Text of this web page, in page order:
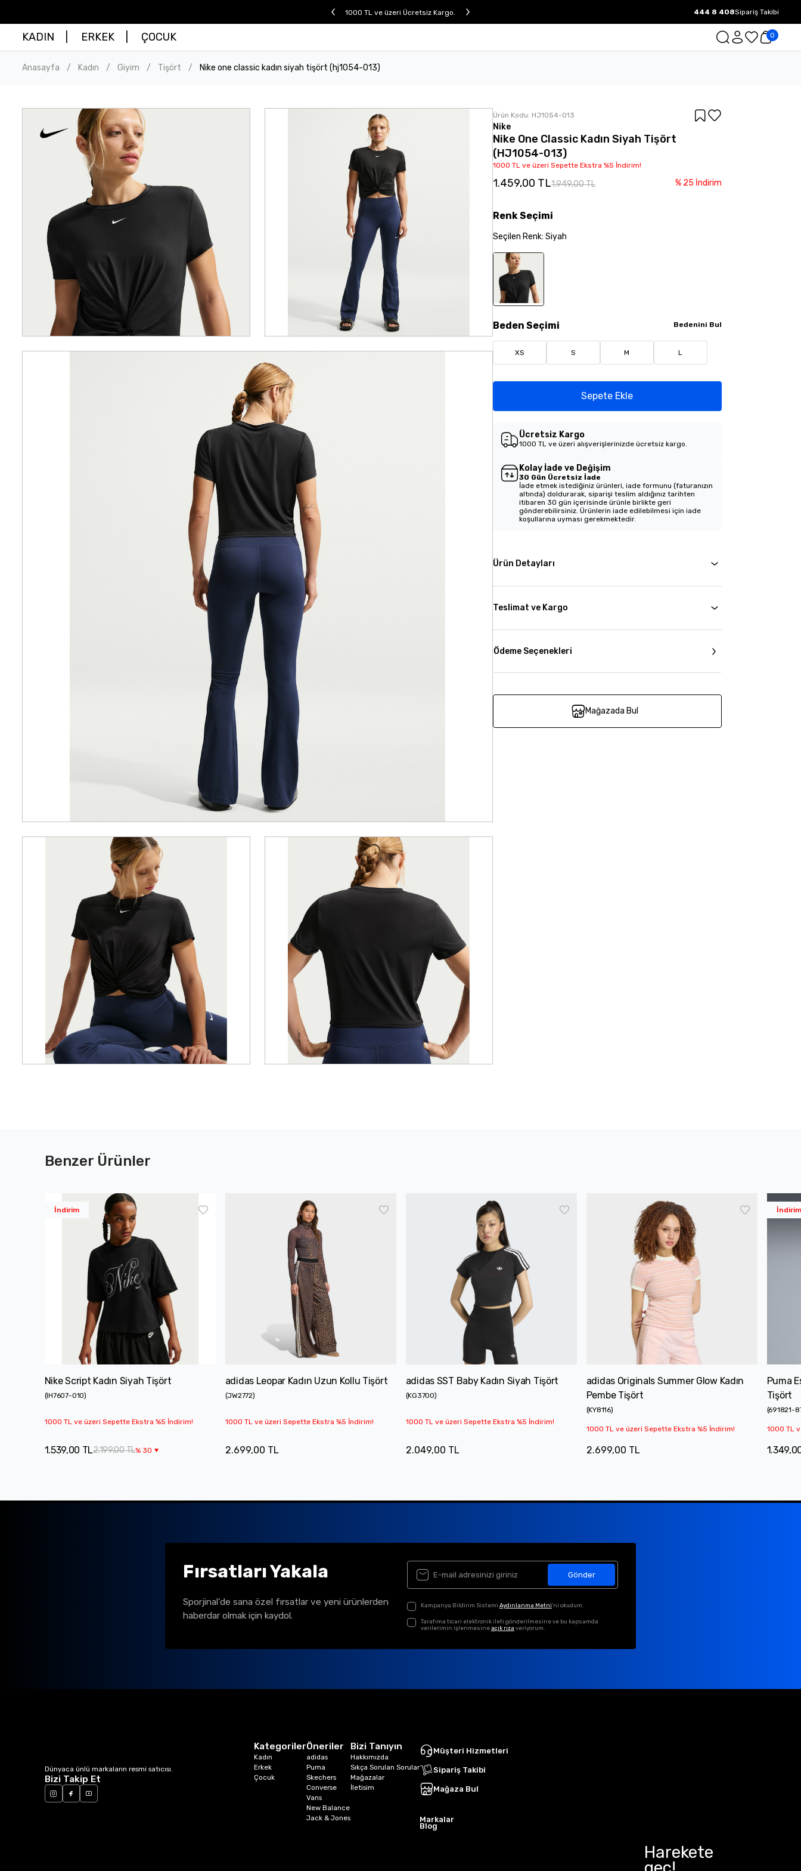
1000 TL ve üzeri Ücretsiz Kargo. 1000 TL ve üzeri Ücretsiz Kargo.
444 8 408Sipariş Takibi
KADIN ERKEK ÇOCUK 0
Anasayfa / Kadın / Giyim / Tişört / Nike one classic kadın siyah tişört (hj1054-013)
Ürün Kodu: HJ1054-013
Nike
Nike One Classic Kadın Siyah Tişört
(HJ1054-013)
1000 TL ve üzeri Sepette Ekstra %5 İndirim!
1.459,00 TL1.949,00 TL % 25 İndirim
Beden Seçimi Bedenini Bul
XS S M L
RenkSeçimi
Seçilen Renk: Siyah
Sepete Ekle
Ücretsiz Kargo
1000 TL ve üzeri alışverişlerinizde ücretsiz kargo.
Kolay İade ve Değişim
30 Gün Ücretsiz İade
İade etmek istediğiniz ürünleri, iade formunu (faturanızın
altında) doldurarak, siparişi teslim aldığınız tarihten
itibaren 30 gün içerisinde ürünle birlikte geri
gönderebilirsiniz. Ürünlerin iade edilebilmesi için iade
koşullarına uyması gerekmektedir.
Ürün Detayları
Teslimat ve Kargo
Ödeme Seçenekleri
Mağazada Bul
Benzer Ürünler
İndirim
Nike Script Kadın Siyah Tişört
(IH7607-010)
1000 TL ve üzeri Sepette Ekstra %5 İndirim!
2.199,00 TL% 30
1.539,00 TL
adidas Leopar Kadın Uzun Kollu Tişört
(JW2772)
1000 TL ve üzeri Sepette Ekstra %5 İndirim!
2.699,00 TL
adidas SST Baby Kadın Siyah Tişört
(KG3700)
1000 TL ve üzeri Sepette Ekstra %5 İndirim!
2.049,00 TL
adidas Originals Summer Glow Kadın
Pembe Tişört
(KY8116)
1000 TL ve üzeri Sepette Ekstra %5 İndirim!
2.699,00 TL
İndirim
Puma
Tişört
(691821-
1000 TL
Fırsatları Yakala
Sporjinal’de sana özel fırsatlar ve yeni ürünlerden
haberdar olmak için kaydol.
Gönder
Kampanya Bildirim Sistemi Aydınlanma Metni'ni okudum.
Tarafıma ticari elektronik ileti gönderilmesine ve bu kapsamda
verilerimin işlenmesineaçık rıza veriyorum.
Dünyaca ünlü markaların resmi satıcısı.
Bizi Takip Et
Kategoriler
Kadın
Erkek
Çocuk
Öneriler
adidas
Puma
Skechers
Converse
Vans
New Balance
Jack & Jones
Bizi Tanıyın
Hakkımızda
Sıkça Sorulan Sorular
Mağazalar
İletisim
Müşteri Hizmetleri
Sipariş Takibi
Mağaza Bul
Markalar
Blog
Harekete